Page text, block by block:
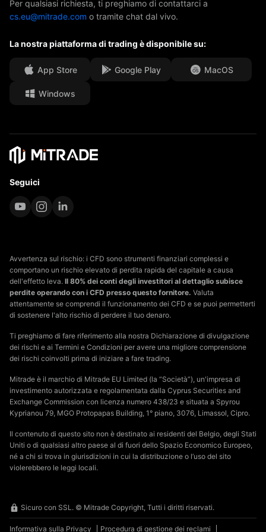
I nostri premi
Centro media
Opportunità di carriera
Documenti legali
Centro assistenza
FAQ
Per qualsiasi richiesta, ti preghiamo di contattarci a
cs.eu@mitrade.com o tramite chat dal vivo.
La nostra piattaforma di trading è disponibile su:
App Store Google Play MacOS
Windows
Seguici
Avvertenza sul rischio: i CFD sono strumenti finanziari complessi e
comportano un rischio elevato di perdita rapida del capitale a causa
dell'effetto leva. Il 80% dei conti degli investitori al dettaglio subisce
perdite operando con i CFD presso questo fornitore. Valuta
attentamente se comprendi il funzionamento dei CFD e se puoi permetterti
di sostenere l'alto rischio di perdere il tuo denaro.
Ti preghiamo di fare riferimento alla nostra Dichiarazione di divulgazione
dei rischi e ai Termini e Condizioni per avere una migliore comprensione
dei rischi coinvolti prima di iniziare a fare trading.
Mitrade è il marchio di Mitrade EU Limited (la “Società”), un'impresa di
investimento autorizzata e regolamentata dalla Cyprus Securities and
Exchange Commission con licenza numero 438/23 e situata a Spyrou
Kyprianou 79, MGO Protopapas Building, 1° piano, 3076, Limassol, Cipro.
Il contenuto di questo sito non è destinato ai residenti del Belgio, degli Stati
Uniti o di qualsiasi altro paese al di fuori dello Spazio Economico Europeo,
né a chi si trova in giurisdizioni in cui la distribuzione o l’uso del sito
violerebbero le leggi locali.
Sicuro con SSL. © Mitrade Copyright, Tutti i diritti riservati.
Informativa sulla Privacy Procedura di gestione dei reclami